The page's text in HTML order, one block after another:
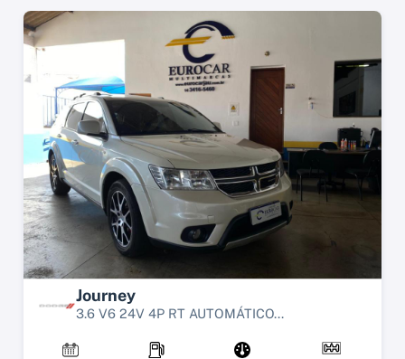
Journey
3.6 V6 24V 4P RT AUTOMÁTICO...